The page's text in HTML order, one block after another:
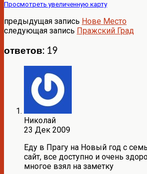
Просмотреть увеличенную карту
предыдущая запись Нове Место
следующая запись Пражский Град
ответов: 19
Николай
23 Дек 2009
Еду в Прагу на Новый год с
сайт, все доступно и очень
многое взял на заметку